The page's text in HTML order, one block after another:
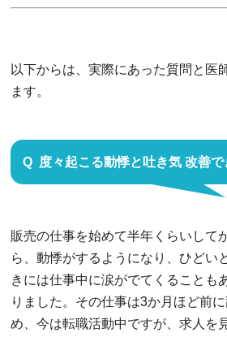
以下からは、実際にあった質問と医
ます。
度々起こる動悸と吐き気 改善で
販売の仕事を始めて半年くらいして
ら、動悸がするようになり、ひどい
きには仕事中に涙がでてくることも
りました。その仕事は3か月ほど前
め、今は転職活動中ですが、求人を